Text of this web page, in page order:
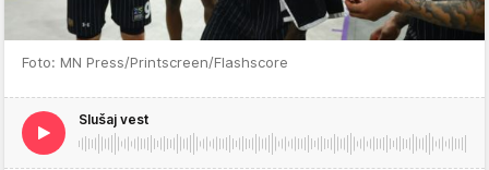
Foto: MN Press/Printscreen/Flashscore
Slušaj vest